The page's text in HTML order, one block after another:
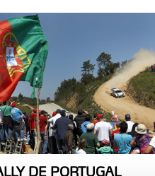
DE PORTUGAL